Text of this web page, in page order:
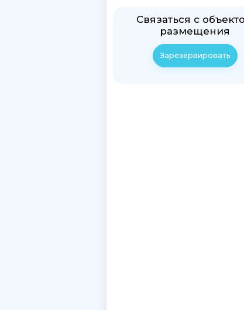
Связаться с
размещения
Зарезервировать